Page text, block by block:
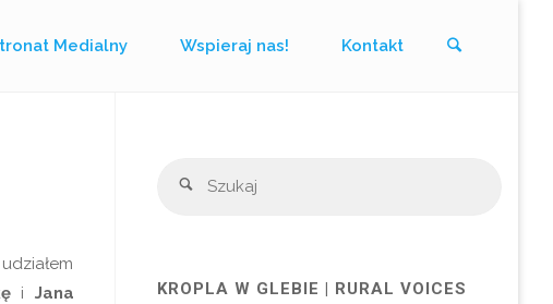
Medialny Wspieraj nas! Kontakt
i Jana
Szukaj
KROPLA W GLEBIE | RURAL VOICES